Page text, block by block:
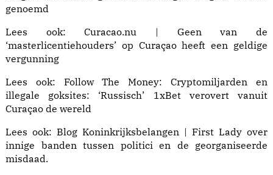
genoemd
Lees ook: Curacao.nu | Geen van de
‘masterlicentiehouders’ op Curaçao heeft een geldige
vergunning
Lees ook: Follow The Money: Cryptomiljarden en
illegale goksites: ‘Russisch’ 1xBet verovert vanuit
Curaçao de wereld
Lees ook: Blog Koninkrijksbelangen | First Lady over
innige banden tussen politici en de georganiseerde
misdaad.